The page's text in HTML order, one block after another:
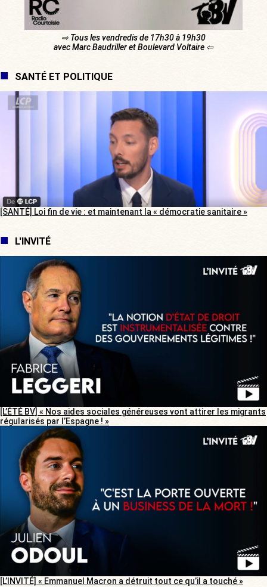
⇨ Tous les vendredis de 17h30 à 19h30
avec Marc Baudriller et Boulevard Voltaire ⇦
SANTÉ ET POLITIQUE
[SANTÉ] Loi fin de vie : et maintenant la « démocratie sanitaire »
L'INVITÉ
[L’ÉTÉ BV] « Nos aides sociales généreuses vont attirer les migrants
régularisés par l’Espagne ! »
[L’INVITÉ] « Emmanuel Macron a détruit tout ce qu’il a touché »